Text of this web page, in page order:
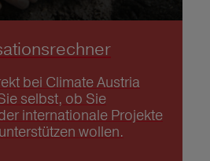
bei Climate Austria
selbst, ob Sie
internationale Projekte
wollen.